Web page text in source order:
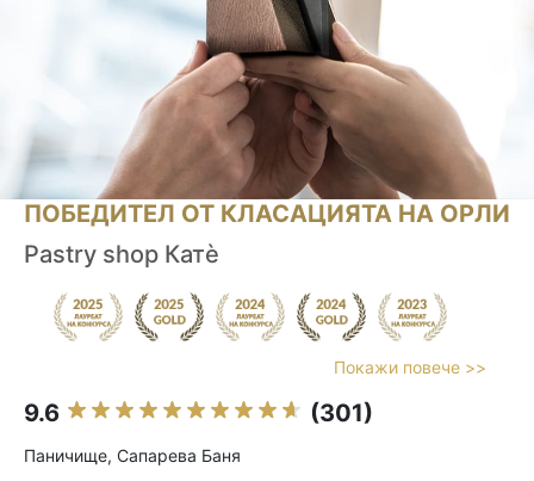
ПОБЕДИТЕЛ ОТ КЛАСАЦИЯТА НА ОРЛИ
Pastry shop Катè
Покажи повече >>
9.6 (301)
Паничище, Сапарева Баня